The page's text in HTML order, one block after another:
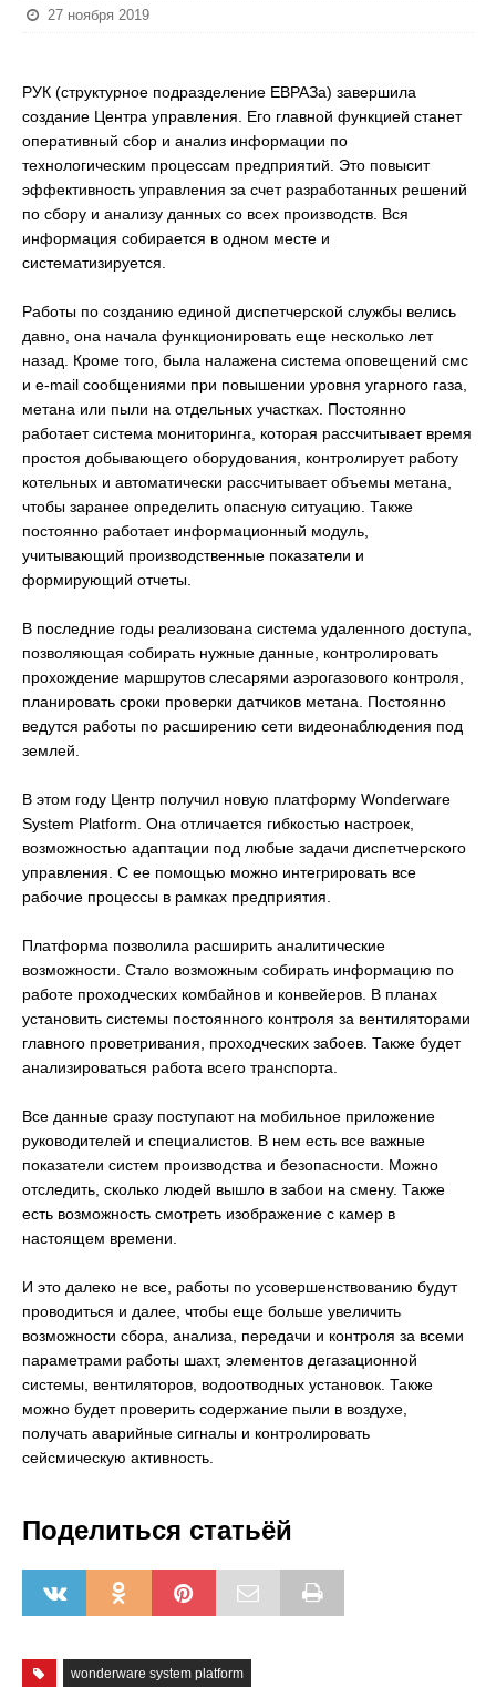
27 ноября 2019
РУК (структурное подразделение ЕВРАЗа) завершила
создание Центра управления. Его главной функцией станет
оперативный сбор и анализ информации по
технологическим процессам предприятий. Это повысит
эффективность управления за счет разработанных решений
по сбору и анализу данных со всех производств. Вся
информация собирается в одном месте и
систематизируется.
Работы по созданию единой диспетчерской службы велись
давно, она начала функционировать еще несколько лет
назад. Кроме того, была налажена система оповещений смс
и e-mail сообщениями при повышении уровня угарного газа,
метана или пыли на отдельных участках. Постоянно
работает система мониторинга, которая рассчитывает время
простоя добывающего оборудования, контролирует работу
котельных и автоматически рассчитывает объемы метана,
чтобы заранее определить опасную ситуацию. Также
постоянно работает информационный модуль,
учитывающий производственные показатели и
формирующий отчеты.
В последние годы реализована система удаленного доступа,
позволяющая собирать нужные данные, контролировать
прохождение маршрутов слесарями аэрогазового контроля,
планировать сроки проверки датчиков метана. Постоянно
ведутся работы по расширению сети видеонаблюдения под
землей.
В этом году Центр получил новую платформу Wonderware
System Platform. Она отличается гибкостью настроек,
возможностью адаптации под любые задачи диспетчерского
управления. С ее помощью можно интегрировать все
рабочие процессы в рамках предприятия.
Платформа позволила расширить аналитические
возможности. Стало возможным собирать информацию по
работе проходческих комбайнов и конвейеров. В планах
установить системы постоянного контроля за вентиляторами
главного проветривания, проходческих забоев. Также будет
анализироваться работа всего транспорта.
Все данные сразу поступают на мобильное приложение
руководителей и специалистов. В нем есть все важные
показатели систем производства и безопасности. Можно
отследить, сколько людей вышло в забои на смену. Также
есть возможность смотреть изображение с камер в
настоящем времени.
И это далеко не все, работы по усовершенствованию будут
проводиться и далее, чтобы еще больше увеличить
возможности сбора, анализа, передачи и контроля за всеми
параметрами работы шахт, элементов дегазационной
системы, вентиляторов, водоотводных установок. Также
можно будет проверить содержание пыли в воздухе,
получать аварийные сигналы и контролировать
сейсмическую активность.
Поделиться статьёй
wonderware system platform